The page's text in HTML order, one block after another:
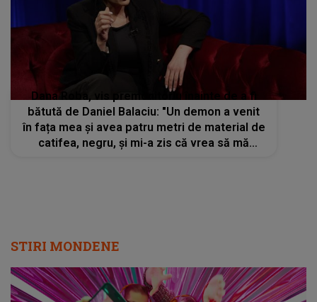
Dana Roba, vis premonitoriu înainte de a fi
bătută de Daniel Balaciu: "Un demon a venit
în fața mea și avea patru metri de material de
catifea, negru, și mi-a zis că vrea să mă
STIRI MONDENE